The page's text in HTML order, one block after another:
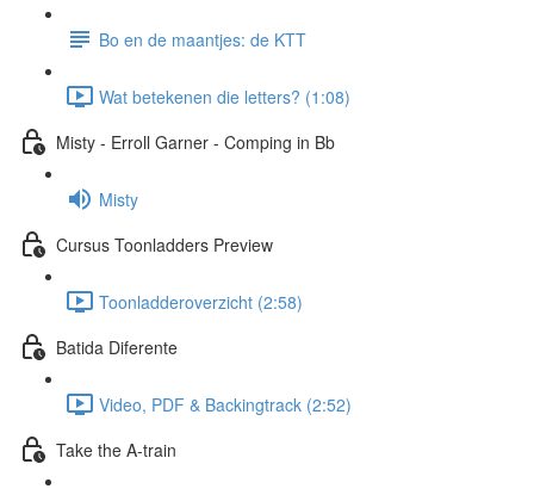
Bo en de maantjes: de KTT
Wat betekenen die letters? (1:08)
Misty - Erroll Garner - Comping in Bb
Misty
Cursus Toonladders Preview
Toonladderoverzicht (2:58)
Batida Diferente
Video, PDF & Backingtrack (2:52)
Take the A-train